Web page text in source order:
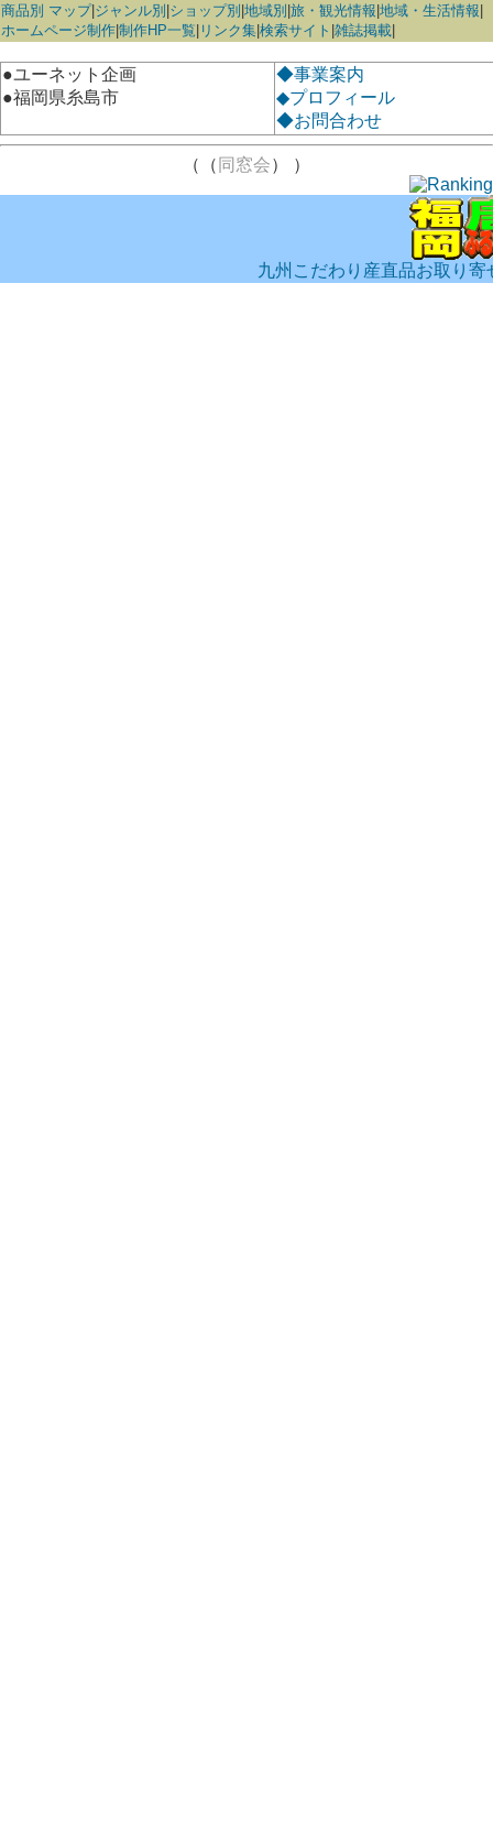
商品別 マップ| ジャンル別 ショップ別 地域別 旅・観光情報 地域・生活情報
ホームページ制作 制作HP一覧 リンク集 検索サイト 雑誌掲載
●ユーネット企画
●福岡県糸島市
◆事業案内
◆プロフィール
◆お問合わせ
（（ 同窓会） ）
九州こだわり産直品お取り